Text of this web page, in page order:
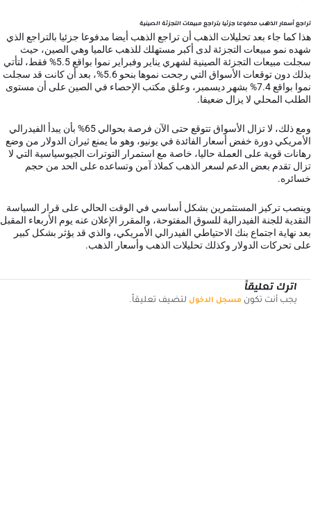
تراجع أسعار الذهب مدفوعا جزئيا بتراجع مبيعات التجزئة الصينية
هذا كما جاء بعد تحليلات الذهب أن تراجع الذهب أيضا مدفوعا جزئيا بالتراجع الذي
شهده نمو مبيعات التجزئة لدى أكبر مستهلك للذهب عالميا وهي الصين، حيث
سجلت مبيعات التجزئة الصينية لشهري يناير وفبراير نموا بواقع 5.5% فقط، لتأتي
بذلك دون توقعات الأسواق التي رجحت نموها بنحو 5.6%، بعد أن كانت قد سجلت
نموا بواقع 7.4% بشهر ديسمبر، وعلق مكتب الإحصاء في الصين على أن مستوى
الطلب المحلي لا يزال ضعيفا.
ومع ذلك، لا تزال الأسواق تتوقع حتى الآن فرصة بحوالي 65% بأن يبدأ الفيدرالي
الأمريكي دورة خفض أسعار الفائدة في يونيو، وهو ما يمنع ثيران الدولار من وضع
رهانات قوية على العملة حاليا، خاصة مع استمرار التوترات الجيوسياسية التي لا
تزال تقدم بعض الدعم لسعر الذهب كملاذ آمن وتساعده على الحد من حجم
خسائره.
وينصب تركيز المستثمرين بشكل أساسي في الوقت الحالي على قرار السياسة
النقدية للجنة الفيدرالية للسوق المفتوحة، والمقرر الإعلان عنه يوم الأربعاء المقبل
بعد نهاية اجتماع بنك الاحتياطي الفيدرالي الأمريكي، والذي قد يؤثر بشكل كبير
على تحركات الدولار وكذلك تحليلات الذهب وأسعار الذهب.
اترك تعليقاً
يجب أنت تكون مسجل الدخول لتضيف تعليقاً.